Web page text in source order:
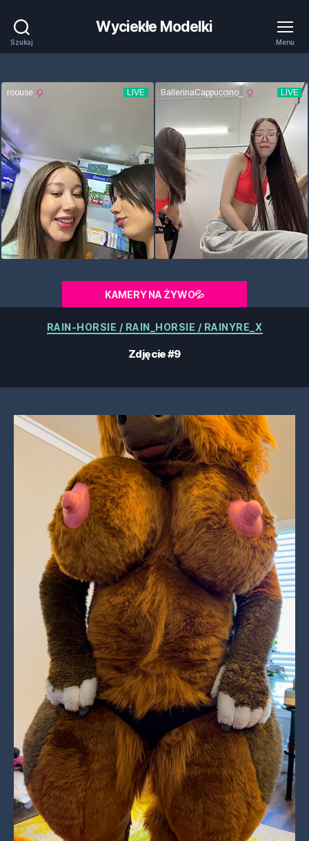
Szukaj
Wyciekłe Modelki
Menu
KAMERY NA ŻYWO💦
Kategorie
RAIN-HORSIE / RAIN_HORSIE / RAINYRE_X
Zdjęcie #9